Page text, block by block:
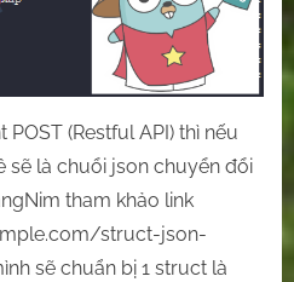
in
Golang
(Restful API) thì nếu
sẽ là chuổi json chuyển đổi
tham khảo link
struct-json-
sẽ chuẩn bị 1 struct là